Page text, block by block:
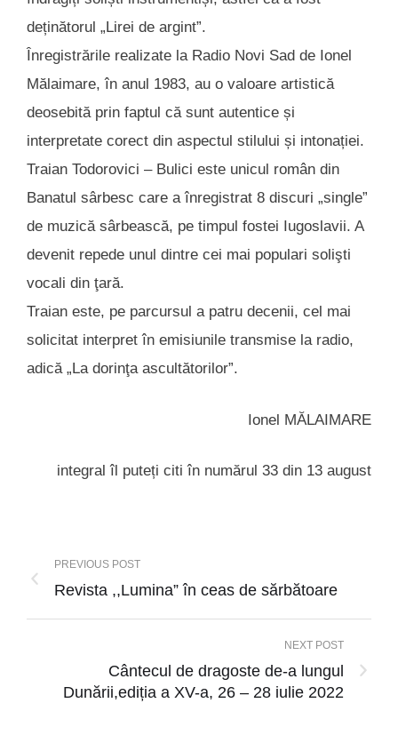
deținătorul „Lirei de argint”.
Înregistrările realizate la Radio Novi Sad de Ionel
Mălaimare, în anul 1983, au o valoare artistică
deosebită prin faptul că sunt autentice și
interpretate corect din aspectul stilului și intonației.
Traian Todorovici – Bulici este unicul român din
Banatul sârbesc care a înregistrat 8 discuri „single”
de muzică sârbească, pe timpul fostei Iugoslavii. A
devenit repede unul dintre cei mai populari solişti
vocali din ţară.
Traian este, pe parcursul a patru decenii, cel mai
solicitat interpret în emisiunile transmise la radio,
adică „La dorinţa ascultătorilor”.
Ionel MĂLAIMARE
integral îl puteți citi în numărul 33 din 13 august
PREVIOUS POST
Revista ,,Lumina” în ceas de sărbătoare
NEXT POST
Cântecul de dragoste de-a lungul
Dunării,ediția a XV-a, 26 – 28 iulie 2022